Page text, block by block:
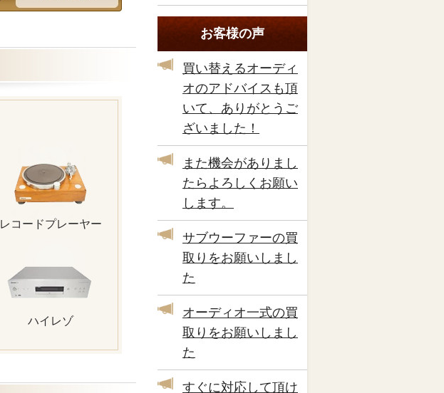
レコードプレーヤー
ハイレゾ
お客様の声
買い替えるオーディ
オのアドバイスも頂
いて、ありがとうご
ざいました！
また機会がありまし
たらよろしくお願い
します。
サブウーファーの買
取りをお願いしまし
た
オーディオ一式の買
取りをお願いしまし
た
すぐに対応して頂け